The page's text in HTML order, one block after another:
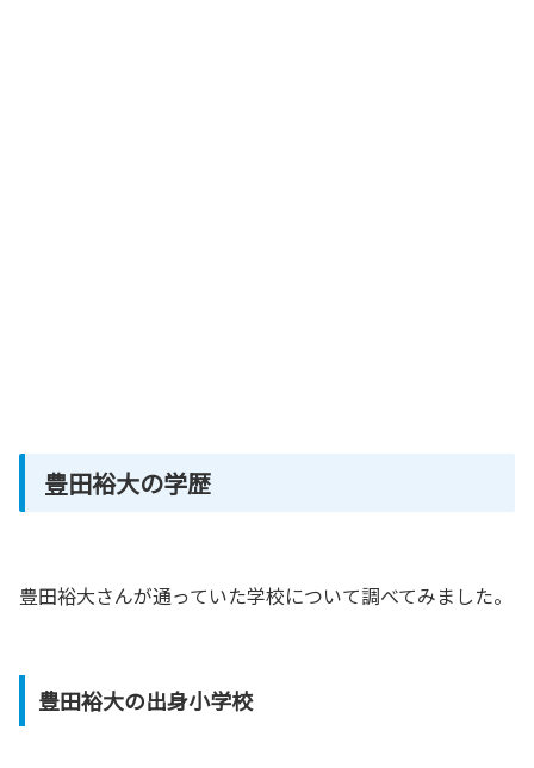
豊田裕大の学歴
豊田裕大さんが通っていた学校について調べてみました。
豊田裕大の出身小学校